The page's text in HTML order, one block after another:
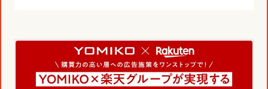
ビジネスデベロップメント
推進体制
社長メッセージ
会社概要
RECRUIT